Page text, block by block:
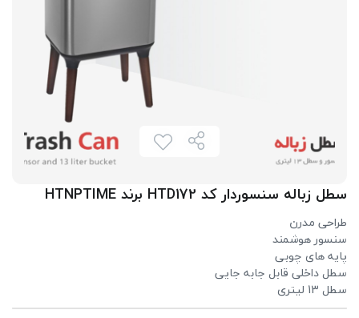
سطل زباله سنسوردار کد HTD172 برند HTNPTIME
طراحی مدرن
سنسور هوشمند
پایه های چوبی
سطل داخلی قابل جابه جایی
سطل 13 لیتری